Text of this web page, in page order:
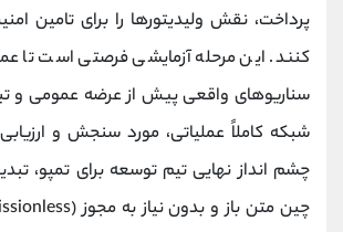
پرداخت، نقش ولیدیتورها را برای تامین
کنند. این مرحله آزمایشی فرصتی است تا
سناریوهای واقعی پیش از عرضه عمومی و
شبکه کاملاً عملیاتی، مورد سنجش و
چشم ‌انداز نهایی تیم توسعه برای تمپو،